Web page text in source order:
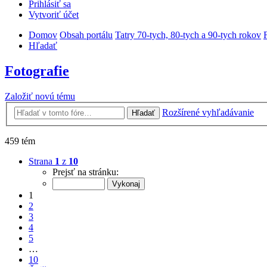
Prihlásiť sa
Vytvoriť účet
Domov Obsah portálu Tatry 70-tych, 80-tych a 90-tych rokov
Hľadať
Fotografie
Založiť novú tému
Hľadať Rozšírené vyhľadávanie
459 tém
Strana 1 z 10
Prejsť na stránku:
1
2
3
4
5
…
10